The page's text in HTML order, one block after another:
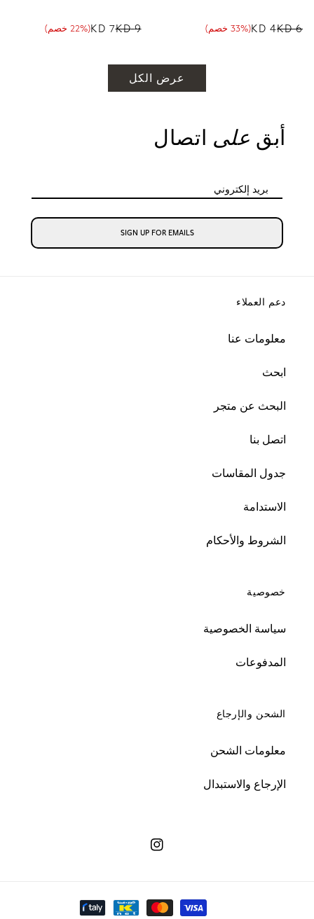
السعر العادي
6 KD
سعر البيع
4 KD
نسبة الخصم
(33% خصم)
السعر العادي
9 KD
سعر البيع
7 KD
نسبة الخصم
(22% خصم)
عرض الكل
أبق على اتصال
بريد إلكتروني
SIGN UP FOR EMAILS
دعم العملاء
معلومات عنا
ابحث
البحث عن متجر
اتصل بنا
جدول المقاسات
الاستدامة
الشروط والأحكام
خصوصية
سياسة الخصوصية
المدفوعات
الشحن والإرجاع
معلومات الشحن
الإرجاع والاستبدال
انستجرام
طرق الدفع